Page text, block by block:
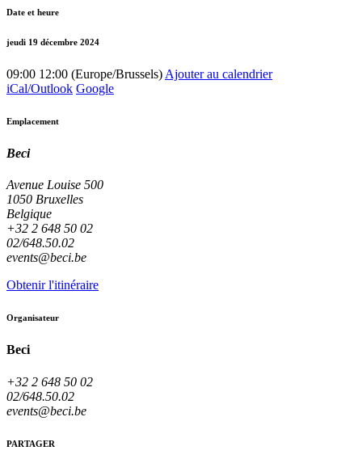
Date et heure
jeudi 19 décembre 2024
09:00 12:00 (Europe/Brussels) Ajouter au calendrier
iCal/Outlook Google
Emplacement
Beci
Avenue Louise 500
1050 Bruxelles
Belgique
+32 2 648 50 02
02/648.50.02
events@beci.be
Obtenir l'itinéraire
Organisateur
Beci
+32 2 648 50 02
02/648.50.02
events@beci.be
PARTAGER